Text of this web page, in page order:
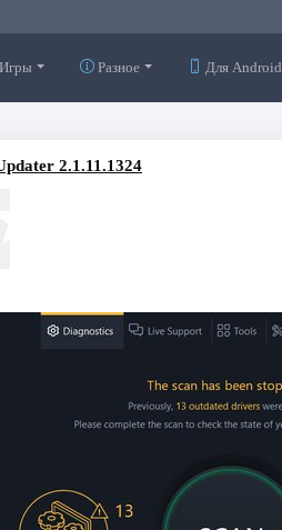
Игры Разное Для Android
2.1.11.1324